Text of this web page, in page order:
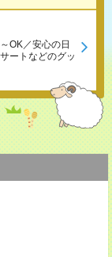
OK／安心の日
ートなどのグッ